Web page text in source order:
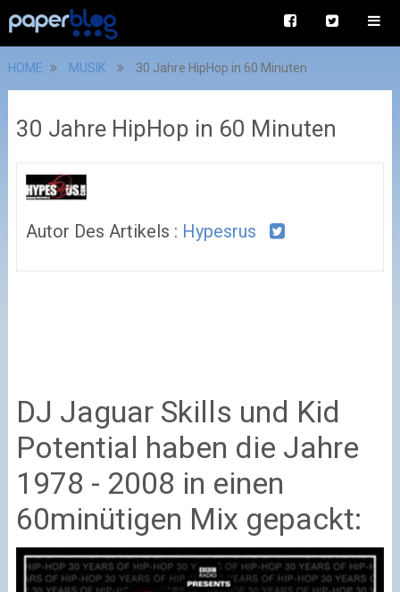
HOME MUSIK 30 Jahre HipHop in 60 Minuten
30 Jahre HipHop in 60 Minuten
Autor Des Artikels : Hypesrus
DJ Jaguar Skills und Kid
Potential haben die Jahre
1978 - 2008 in einen
60minütigen Mix gepackt: